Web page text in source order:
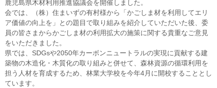
鹿児島県木材利用推進協議会を開催しました。
会では、（株）住まいずの有村様から「かごしま材を利用してエリ
ア価値の向上を」との題目で取り組みを紹介していただいた後、委
員の皆さまからかごしま材の利用拡大の施策に関する貴重なご意見
をいただきました。
県では、SDGsや2050年カーボンニュートラルの実現に貢献する建
築物の木造化・木質化の取り組みと併せて、森林資源の循環利用を
担う人材を育成するため、林業大学校を今年4月に開校することとし
ています。